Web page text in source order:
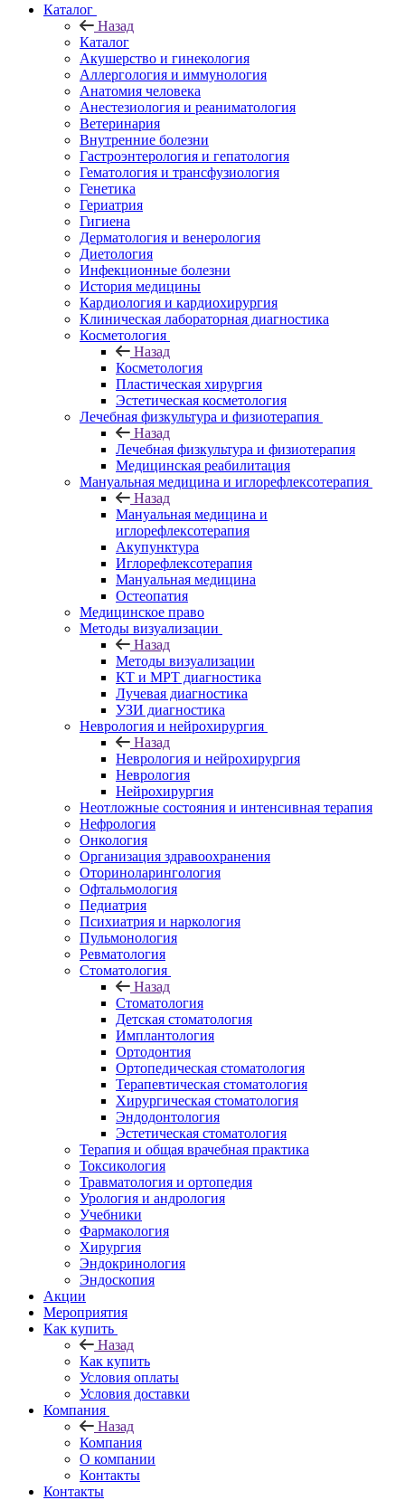
Каталог
Назад
Каталог
Акушерство и гинекология
Аллергология и иммунология
Анатомия человека
Анестезиология и реаниматология
Ветеринария
Внутренние болезни
Гастроэнтерология и гепатология
Гематология и трансфузиология
Генетика
Гериатрия
Гигиена
Дерматология и венерология
Диетология
Инфекционные болезни
История медицины
Кардиология и кардиохирургия
Клиническая лабораторная диагностика
Косметология
Назад
Косметология
Пластическая хирургия
Эстетическая косметология
Лечебная физкультура и физиотерапия
Назад
Лечебная физкультура и физиотерапия
Медицинская реабилитация
Мануальная медицина и иглорефлексотерапия
Назад
Мануальная медицина и
иглорефлексотерапия
Акупунктура
Иглорефлексотерапия
Мануальная медицина
Остеопатия
Медицинское право
Методы визуализации
Назад
Методы визуализации
КТ и МРТ диагностика
Лучевая диагностика
УЗИ диагностика
Неврология и нейрохирургия
Назад
Неврология и нейрохирургия
Неврология
Нейрохирургия
Неотложные состояния и интенсивная терапия
Нефрология
Онкология
Организация здравоохранения
Оториноларингология
Офтальмология
Педиатрия
Психиатрия и наркология
Пульмонология
Ревматология
Стоматология
Назад
Стоматология
Детская стоматология
Имплантология
Ортодонтия
Ортопедическая стоматология
Терапевтическая стоматология
Хирургическая стоматология
Эндодонтология
Эстетическая стоматология
Терапия и общая врачебная практика
Токсикология
Травматология и ортопедия
Урология и андрология
Учебники
Фармакология
Хирургия
Эндокринология
Эндоскопия
Акции
Мероприятия
Как купить
Назад
Как купить
Условия оплаты
Условия доставки
Компания
Назад
Компания
О компании
Контакты
Контакты